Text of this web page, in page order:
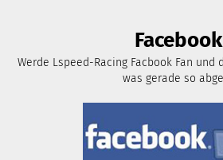
Facebook
Werde Lspeed-Racing Facbook Fan
was gerade so